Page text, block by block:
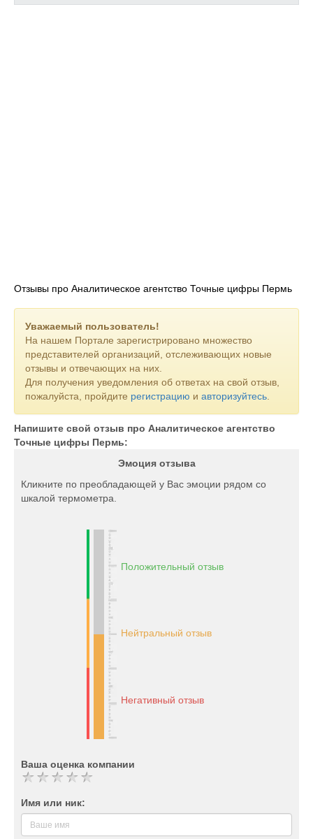
Отзывы про Аналитическое агентство Точные цифры Пермь
Уважаемый пользователь!
На нашем Портале зарегистрировано множество
представителей организаций, отслеживающих новые
отзывы и отвечающих на них.
Для получения уведомления об ответах на свой отзыв,
пожалуйста, пройдите регистрацию и авторизуйтесь
Напишите свой отзыв про Аналитическое агентство
Точные цифры Пермь:
Эмоция отзыва
Кликните по преобладающей у Вас эмоции рядом со
шкалой термометра.
Положительный отзыв
Нейтральный отзыв
Негативный отзыв
Ваша оценка компании
Имя или ник: